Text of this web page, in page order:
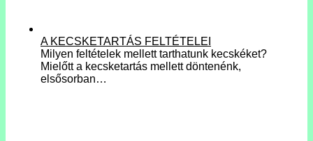
A KECSKETARTÁS FELTÉTELEI
Milyen feltételek mellett tarthatunk kecskéket?
Mielőtt a kecsketartás mellett döntenénk,
elsősorban…